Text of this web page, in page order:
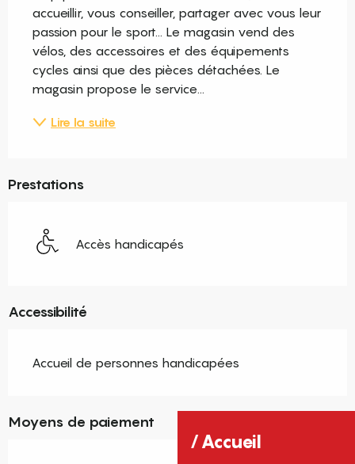
Accueil
accueillir, vous conseiller, partager avec vous leur
passion pour le sport... Le magasin vend des
vélos, des accessoires et des équipements
cycles ainsi que des pièces détachées. Le
magasin propose le service...
Lire la suite
Prestations
Accès handicapés
Accessibilité
Accueil de personnes handicapées
Moyens de paiement